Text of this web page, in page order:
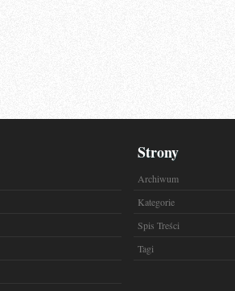
Strony
Archiwum
Kategorie
Spis Treści
Tagi